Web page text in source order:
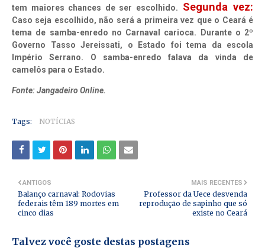
tem maiores chances de ser escolhido.
Segunda vez:
Caso seja escolhido, não será a primeira vez que o Ceará é
tema de samba-enredo no Carnaval carioca. Durante o 2º
Governo Tasso Jereissati, o Estado foi tema da escola
Império Serrano. O samba-enredo falava da vinda de
camelôs para o Estado.
Fonte: Jangadeiro Online.
Tags: NOTÍCIAS
MAIS RECENTES
Professor da Uece desvenda
reprodução de sapinho que só
existe no Ceará
ANTIGOS
Balanço carnaval: Rodovias
federais têm 189 mortes em
cinco dias
Talvez você goste destas postagens